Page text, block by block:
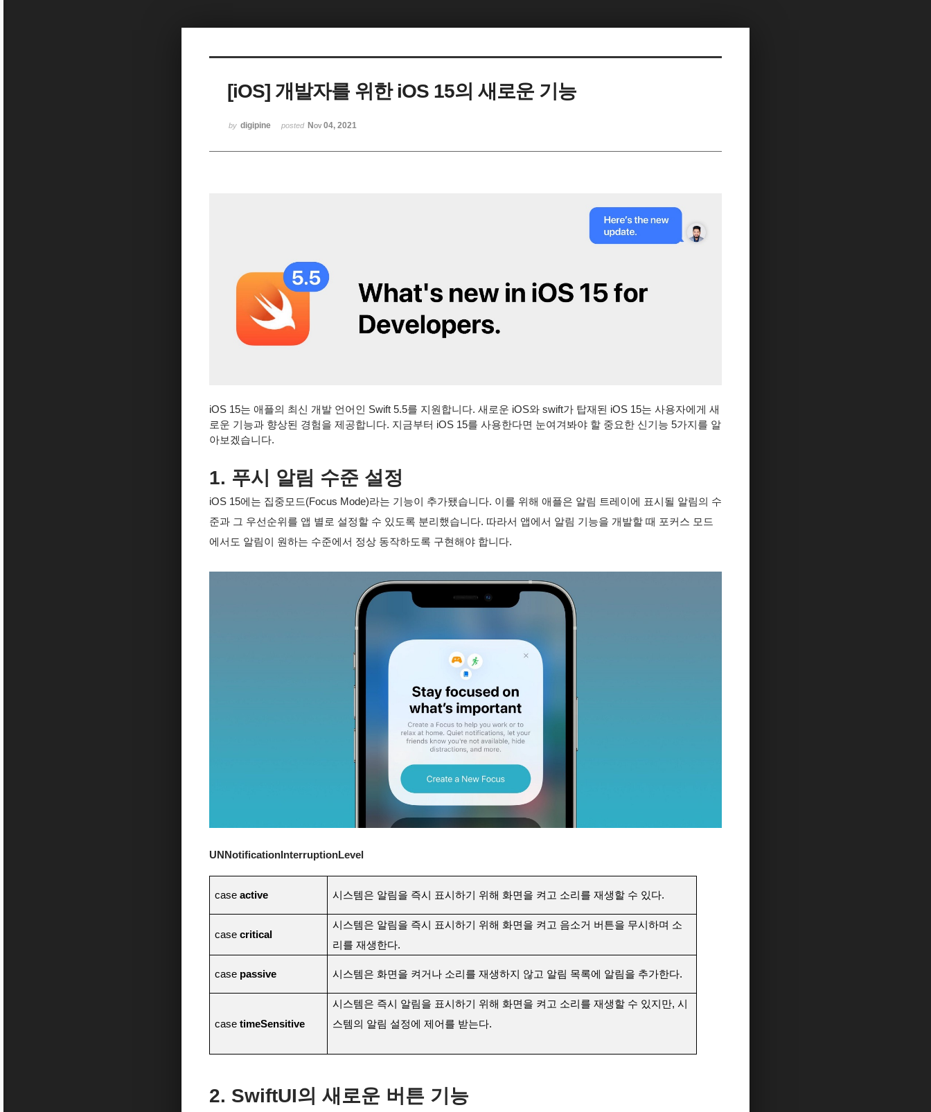
[iOS] 개발자를 위한 iOS 15의 새로운 기능
by digipine posted Nov 04, 2021
iOS 15는 애플의 최신 개발 언어인 Swift 5.5를 지원합니다. 새로운 iOS와 swift가 탑재된 iOS 15는 사용자에게 새
로운 기능과 향상된 경험을 제공합니다. 지금부터 iOS 15를 사용한다면 눈여겨봐야 할 중요한 신기능 5가지를 알
아보겠습니다.
1. 푸시 알림 수준 설정
iOS 15에는 집중모드(Focus Mode)라는 기능이 추가됐습니다. 이를 위해 애플은 알림 트레이에 표시될 알림의 수
준과 그 우선순위를 앱 별로 설정할 수 있도록 분리했습니다. 따라서 앱에서 알림 기능을 개발할 때 포커스 모드
에서도 알림이 원하는 수준에서 정상 동작하도록 구현해야 합니다.
UNNotificationInterruptionLevel
caseactive 시스템은 알림을 즉시 표시하기 위해 화면을 켜고 소리를 재생할 수 있다.
casecritical
시스템은 알림을 즉시 표시하기 위해 화면을 켜고 음소거 버튼을 무시하며 소
리를 재생한다.
case passive 시스템은 화면을 켜거나 소리를 재생하지 않고 알림 목록에 알림을 추가한다.
casetimeSensitive
시스템은 즉시 알림을 표시하기 위해 화면을 켜고 소리를 재생할 수 있지만, 시
스템의 알림 설정에 제어를 받는다.
2. SwiftUI의 새로운 버튼 기능
Sketchbook5, 스케치북5
Sketchbook5, 스케치북5